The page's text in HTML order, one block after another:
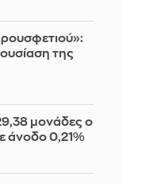
της
μονάδες ο
άνοδο 0,21%